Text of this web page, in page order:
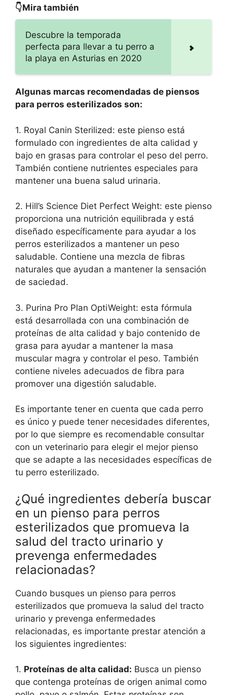
👇Mira también
Descubre la temporada
perfecta para llevar a tu perro a
la playa en Asturias en 2020
Algunas marcas recomendadas de piensos
para perros esterilizados son:
1. Royal Canin Sterilized: este pienso está
formulado con ingredientes de alta calidad y
bajo en grasas para controlar el peso del perro.
También contiene nutrientes especiales para
mantener una buena salud urinaria.
2. Hill’s Science Diet Perfect Weight: este pienso
proporciona una nutrición equilibrada y está
diseñado específicamente para ayudar a los
perros esterilizados a mantener un peso
saludable. Contiene una mezcla de fibras
naturales que ayudan a mantener la sensación
de saciedad.
3. Purina Pro Plan OptiWeight: esta fórmula
está desarrollada con una combinación de
proteínas de alta calidad y bajo contenido de
grasa para ayudar a mantener la masa
muscular magra y controlar el peso. También
contiene niveles adecuados de fibra para
promover una digestión saludable.
Es importante tener en cuenta que cada perro
es único y puede tener necesidades diferentes,
por lo que siempre es recomendable consultar
con un veterinario para elegir el mejor pienso
que se adapte a las necesidades específicas de
tu perro esterilizado.
¿Qué ingredientes debería buscar
en un pienso para perros
esterilizados que promueva la
salud del tracto urinario y
prevenga enfermedades
relacionadas?
Cuando busques un pienso para perros
esterilizados que promueva la salud del tracto
urinario y prevenga enfermedades
relacionadas, es importante prestar atención a
los siguientes ingredientes:
1. Proteínas de alta calidad: Busca un pienso
que contenga proteínas de origen animal como